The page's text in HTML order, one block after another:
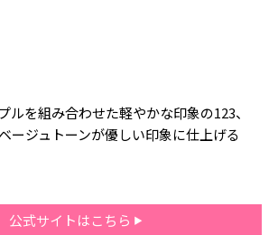
ルを組み合わせた軽やかな印象の123、
ージュトーンが優しい印象に仕上げる
公式サイトはこちら